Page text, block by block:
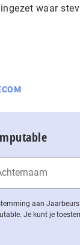
waar
aan
Je kunt je